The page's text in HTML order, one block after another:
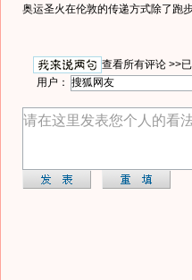
奥运圣火在伦敦的传递方式除了跑
查看所有评论 >>
用户：